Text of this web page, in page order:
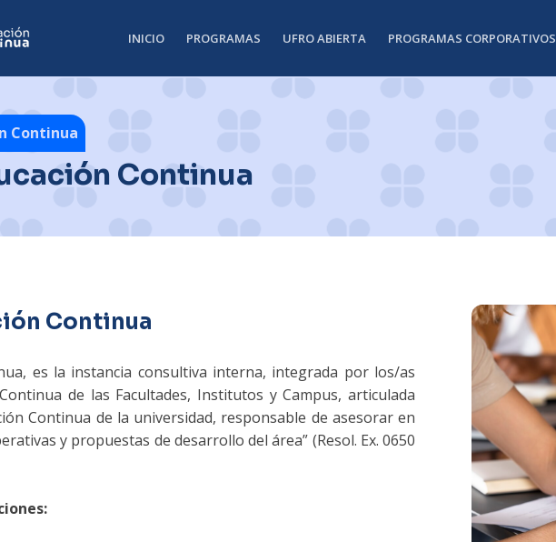
INICIO PROGRAMAS UFRO ABIERTA PROGRAMAS CORPORATIVOS
Continua
Continua
Continua
es la instancia consultiva interna, integrada por los/as
de las Facultades, Institutos y Campus, articulada
Continua de la universidad, responsable de asesorar en
y propuestas de desarrollo del área” (Resol. Ex. 0650